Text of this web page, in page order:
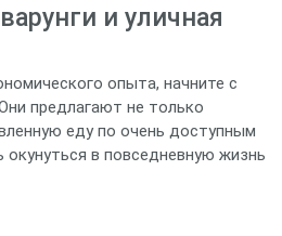
и уличная
опыта, начните с
предлагают не только
еду по очень доступным
в повседневную жизнь